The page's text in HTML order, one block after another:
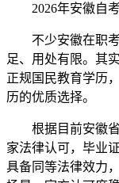
2026年安徽自考
不少安徽在职考
足、用处有限。其
正规国民教育学历
历的优质选择。
根据目前安徽省
家法律认可，毕业
具备同等法律效力